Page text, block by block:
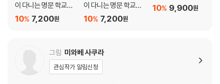
이 다니는 명문 학교에
서 제일가는 아가씨(생
7,200원
10%
이 다니는 명문 학교에
서 제일가는 아가씨(생
니다 9
7,200원
10%
9,900원
10%
그림 미와베 사쿠라
관심작가 알림신청